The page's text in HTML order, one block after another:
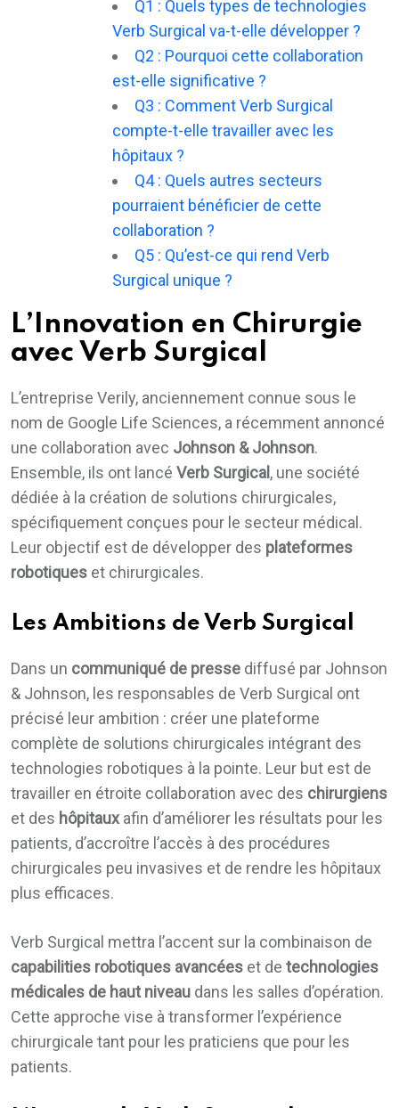
Q1 : Quels types de technologies
Verb Surgical va-t-elle développer ?
Q2 : Pourquoi cette collaboration
est-elle significative ?
Q3 : Comment Verb Surgical
compte-t-elle travailler avec les
hôpitaux ?
Q4 : Quels autres secteurs
pourraient bénéficier de cette
collaboration ?
Q5 : Qu’est-ce qui rend Verb
Surgical unique ?
L’Innovation en Chirurgie
avec Verb Surgical
L’entreprise Verily, anciennement connue sous le
nom de Google Life Sciences, a récemment annoncé
une collaboration avec Johnson & Johnson.
Ensemble, ils ont lancé Verb Surgical , une société
dédiée à la création de solutions chirurgicales,
spécifiquement conçues pour le secteur médical.
Leur objectif est de développer des plateformes
robotiques et chirurgicales.
Les Ambitions de Verb Surgical
Dans un communiqué de presse diffusé par Johnson
& Johnson, les responsables de Verb Surgical ont
précisé leur ambition : créer une plateforme
complète de solutions chirurgicales intégrant des
technologies robotiques à la pointe. Leur but est de
travailler en étroite collaboration avec des chirurgiens
et des hôpitauxafin d’améliorer les résultats pour les
patients, d’accroître l’accès à des procédures
chirurgicales peu invasives et de rendre les hôpitaux
plus efficaces.
Verb Surgical mettra l’accent sur la combinaison de
capabilities robotiques avancées et de technologies
médicales de haut niveau dans les salles d’opération.
Cette approche vise à transformer l’expérience
chirurgicale tant pour les praticiens que pour les
patients.